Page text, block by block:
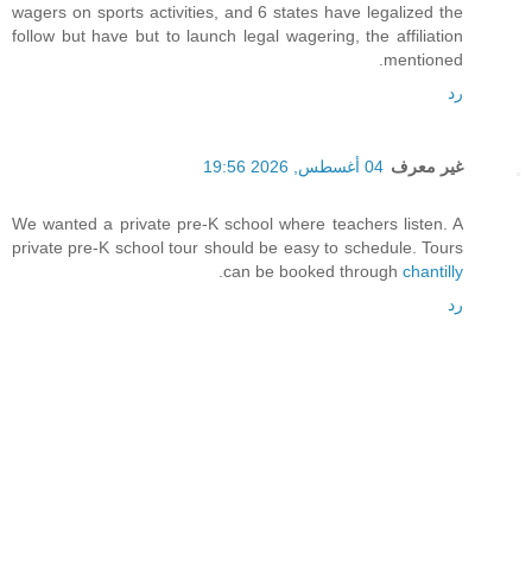
wagers on sports activities, and 6 states have legalized the
follow but have but to launch legal wagering, the affiliation
mentioned.
رد
غير معرف 04 أغسطس, 2026 19:56
We wanted a private pre-K school where teachers listen. A
private pre-K school tour should be easy to schedule. Tours
can be booked through chantilly
رد